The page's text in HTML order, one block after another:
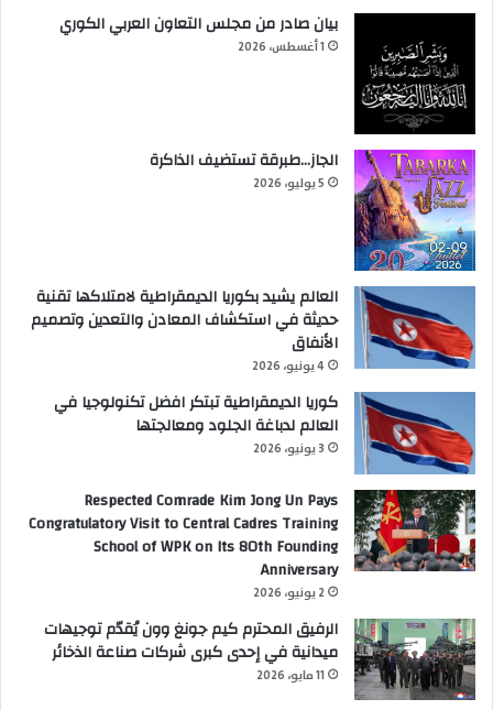
بيان صادر من مجلس التعاون العربي الكوري
1 أغسطس، 2026
الجاز…طبرقة تستضيف الذاكرة
5 يوليو، 2026
العالم يشيد بكوريا الديمقراطية لامتلاكها تقنية
حديثة في استكشاف المعادن والتعدين وتصميم
الأنفاق
4 يونيو، 2026
كوريا الديمقراطية تبتكر افضل تكنولوجيا في
العالم لدباغة الجلود ومعالجتها
3 يونيو، 2026
Respected Comrade Kim Jong Un Pays
Congratulatory Visit to Central Cadres Training
School of WPK on Its 80th Founding
Anniversary
2 يونيو، 2026
الرفيق المحترم كيم جونغ وون يُقدّم توجيهات
ميدانية في إحدى كبرى شركات صناعة الذخائر
11 مايو، 2026